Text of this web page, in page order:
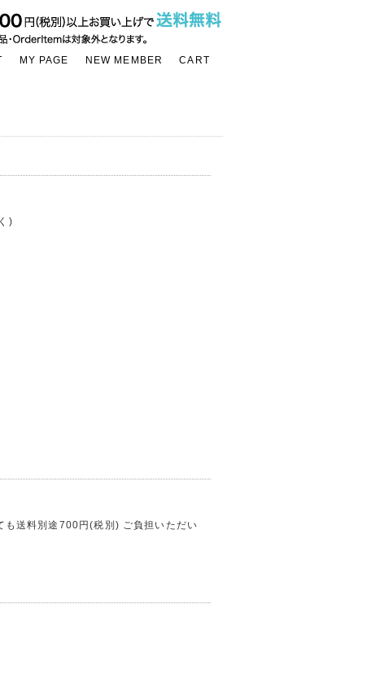
MY PAGE NEW MEMBER CART
)
送料別途700円(税別) ご負担いただい